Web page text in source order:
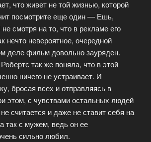
что живет не той жизнью, которой
посмотрите еще один — Ешь,
смотря на то, что в рекламе его
нечто невероятное, очередной
деле фильм довольно зауряден.
так же поняла, что в этой
ничего не устраивает. И
бросая всех и отправляясь в
этом, с чувствами остальных людей
считается и даже не ставит себя на
так с мужем, ведь он ее
сильно любил.